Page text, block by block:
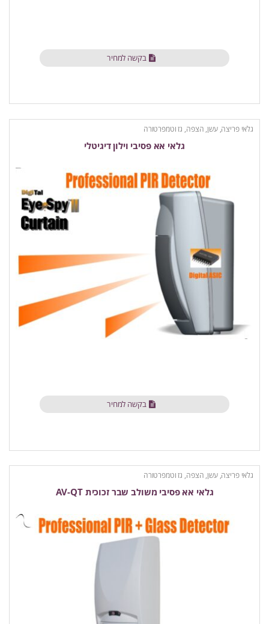
בקשה למחיר
גלאי פריצה, עשן, הצפה, גז וטמפרטורה
גלאי אא פסיבי וילון דיגיטלי
בקשה למחיר
גלאי פריצה, עשן, הצפה, גז וטמפרטורה
גלאי אא פסיבי משולב שבר זכוכית AV-QT